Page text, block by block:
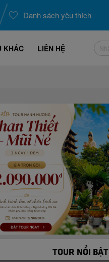
Danh sách yêu thích
KHÁC LIÊN HỆ
TOUR NỔI BẬT